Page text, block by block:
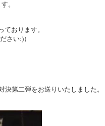
。
おります。
さい:)）
第二弾をお送りいたしました。